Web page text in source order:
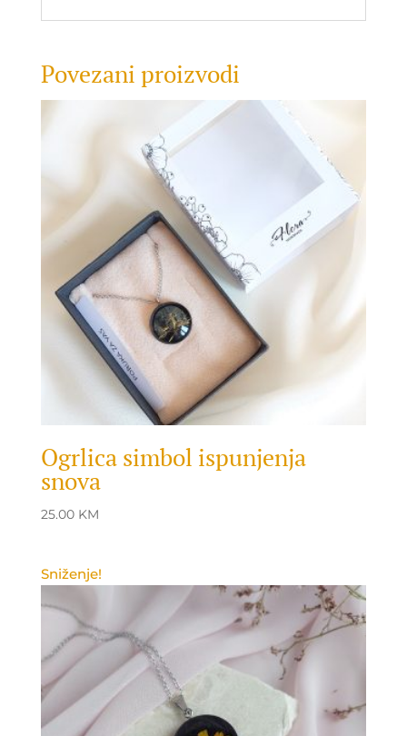
Povezani proizvodi
Ogrlica simbol ispunjenja
snova
25.00 KM
Sniženje!